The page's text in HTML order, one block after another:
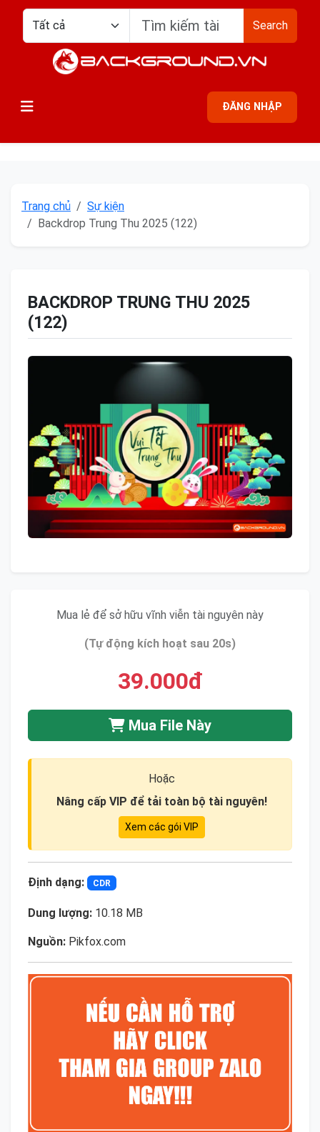
Search
ĐĂNG NHẬP
Trang chủ
Sự kiện
Backdrop Trung Thu 2025 (122)
BACKDROP TRUNG THU 2025
(122)
Mua lẻ để sở hữu vĩnh viễn tài nguyên này
(Tự động kích hoạt sau 20s)
39.000đ
Mua File Này
Hoặc
Nâng cấp VIP để tải toàn bộ tài nguyên!
Xem các gói VIP
Định dạng: CDR
Dung lượng: 10.18 MB
Nguồn: Pikfox.com